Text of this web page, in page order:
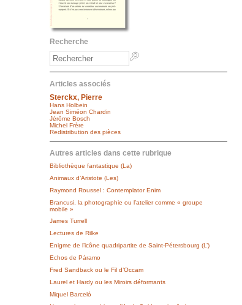
Recherche
Articles associés
Sterckx, Pierre
Hans Holbein
Jean Siméon Chardin
Jérôme Bosch
Michel Frère
Redistribution des pièces
Autres articles dans cette rubrique
Bibliothèque fantastique (La)
Animaux d’Aristote (Les)
Raymond Roussel : Contemplator Enim
Brancusi, la photographie ou l’atelier comme « groupe
mobile »
James Turrell
Lectures de Rilke
Enigme de l’icône quadripartite de Saint-Pétersbourg (L’)
Echos de Páramo
Fred Sandback ou le Fil d’Occam
Laurel et Hardy ou les Miroirs déformants
Miquel Barceló